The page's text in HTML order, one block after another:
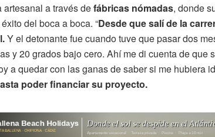
a través defábricas nómadas, donde
del boca a boca. “Desde que salí de la
Y el detonante fue cuando tuve que pasar dos
y 20 grados bajo cero. Ahí me di cuenta de que
a quedar con las ganas de saber si me hubiera
poder financiar su proyecto.